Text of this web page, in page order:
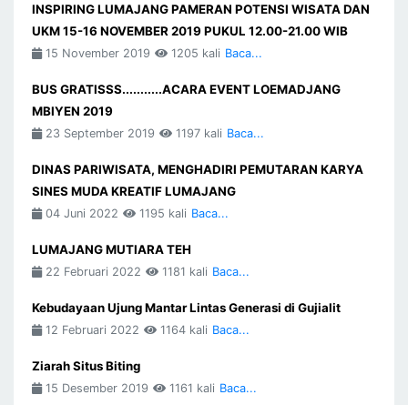
INSPIRING LUMAJANG PAMERAN POTENSI WISATA DAN
UKM 15-16 NOVEMBER 2019 PUKUL 12.00-21.00 WIB
15 November 2019 1205 kali Baca...
BUS GRATISSS...........ACARA EVENT LOEMADJANG
MBIYEN 2019
23 September 2019 1197 kali Baca...
DINAS PARIWISATA, MENGHADIRI PEMUTARAN KARYA
SINES MUDA KREATIF LUMAJANG
04 Juni 2022 1195 kali Baca...
LUMAJANG MUTIARA TEH
22 Februari 2022 1181 kali Baca...
Kebudayaan Ujung Mantar Lintas Generasi di Gujialit
12 Februari 2022 1164 kali Baca...
Ziarah Situs Biting
15 Desember 2019 1161 kali Baca...